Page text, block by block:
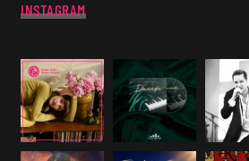
INSTAGRAM